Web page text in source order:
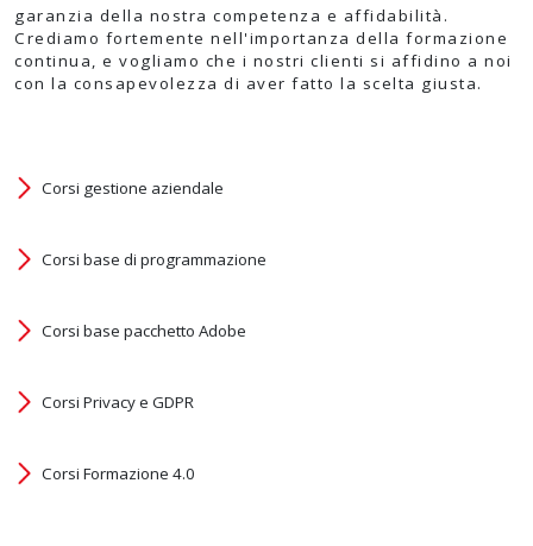
garanzia della nostra competenza e affidabilità.
Crediamo fortemente nell'importanza della formazione
continua, e vogliamo che i nostri clienti si affidino a noi
con la consapevolezza di aver fatto la scelta giusta.
Corsi gestione aziendale
Corsi base di programmazione
Corsi base pacchetto Adobe
Corsi Privacy e GDPR
Corsi Formazione 4.0